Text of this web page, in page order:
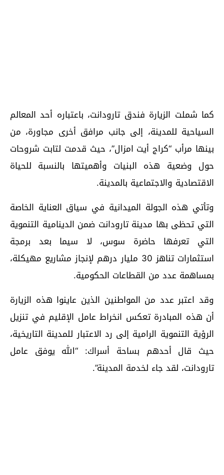
كما شملت الزيارة فندق تارودانت، باعتباره أحد المعالم
السياحية للمدينة، إلى جانب مرافق أخرى مجاورة، من
بينها مرأب “كراج أيت امزال”، حيث قدمت لتابت شروحات
حول وضعية هذه البنيات وأهميتها بالنسبة للحياة
الاقتصادية والاجتماعية بالمدينة.
وتأتي هذه الجولة الميدانية في سياق العناية الخاصة
التي تحظى بها مدينة تارودانت ضمن الدينامية التنموية
التي تعرفها حاضرة سوس، لا سيما بعد برمجة
استثمارات تناهز 30 مليار درهم لإنجاز مشاريع مهيكلة،
بمساهمة عدد من القطاعات الحكومية.
وقد اعتبر عدد من المواطنين الذين عاينوا هذه الزيارة
أن هذه المبادرة تعكس انخراط عامل الإقليم في تنزيل
الرؤية التنموية الرامية إلى رد الاعتبار للمدينة التاريخية،
حيث قال أحدهم بساحة أسراك: “الله يوفق عامل
تارودانت، لقد جاء لخدمة المدينة”.